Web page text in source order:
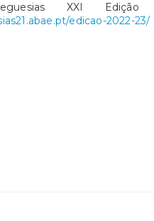
XXI
edicao-2022-23/